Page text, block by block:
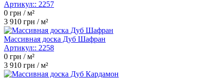
Артикул:: 2257
0 грн / м²
3 910 грн / м²
Массивная доска Дуб Шафран
Артикул:: 2258
0 грн / м²
3 910 грн / м²